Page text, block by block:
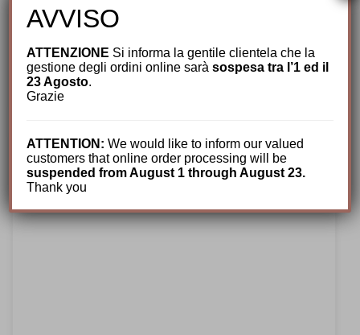
Antica Cappelleria Troncarelli
Coppola Irlandese by Hanna Hats
AVVISO
ATTENZIONE Si informa la gentile clientela che la
gestione degli ordini online saràsospesa tra l’1 ed il
23 Agosto.
Grazie
ATTENTION: We would like to inform our valued
customers that online order processing will be
suspended from August 1 through August 23.
Thank you